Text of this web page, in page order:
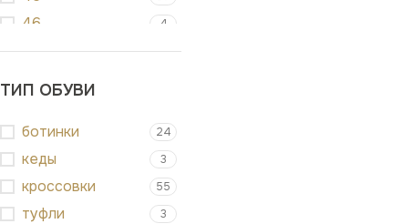
46 4
47 4
ТИП ОБУВИ
ботинки 24
кеды 3
кроссовки 55
туфли 3